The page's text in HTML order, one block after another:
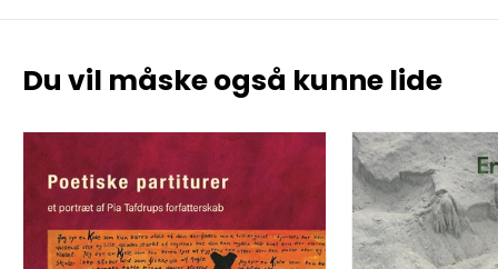
Du vil måske også kunne lide